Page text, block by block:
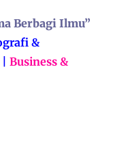
Berbagi Ilmu”
&
Business &